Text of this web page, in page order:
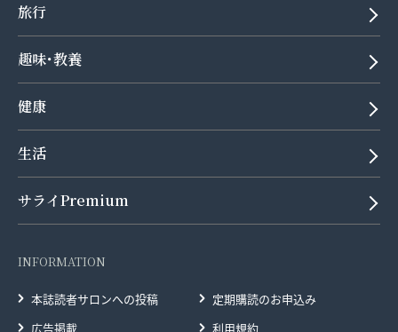
旅行
趣味･教養
健康
生活
サライPremium
INFORMATION
本誌読者サロンへの投稿
定期購読のお申込み
広告掲載
利用規約